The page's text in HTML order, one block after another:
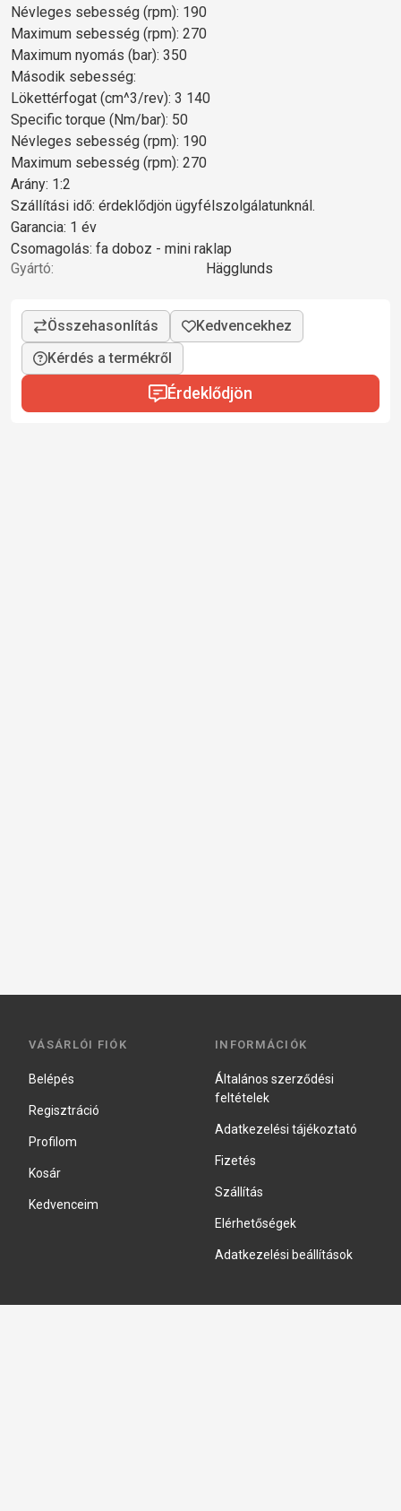
Névleges sebesség (rpm): 190
Maximum sebesség (rpm): 270
Maximum nyomás (bar): 350
Második sebesség:
Lökettérfogat (cm^3/rev): 3 140
Specific torque (Nm/bar): 50
Névleges sebesség (rpm): 190
Maximum sebesség (rpm): 270
Arány: 1:2
Szállítási idő: érdeklődjön ügyfélszolgálatunknál.
Garancia: 1 év
Csomagolás: fa doboz - mini raklap
Gyártó:
Hägglunds
Kérdés a termékről
Érdeklődjön
VÁSÁRLÓI FIÓK
Belépés
Regisztráció
Profilom
Kosár
Kedvenceim
INFORMÁCIÓK
Általános szerződési
feltételek
Adatkezelési tájékoztató
Fizetés
Szállítás
Elérhetőségek
Adatkezelési beállítások